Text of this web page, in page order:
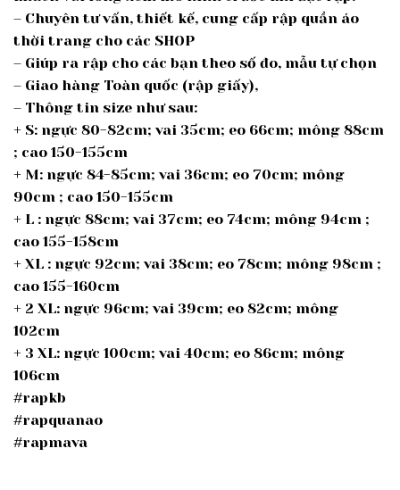
– Chuyên tư vấn, thiết kế, cung cấp rập quần áo
thời trang cho các SHOP
– Giúp ra rập cho các bạn theo số đo, mẫu tự chọn
– Giao hàng Toàn quốc (rập giấy),
– Thông tin size như sau:
+ S: ngực 80-82cm; vai 35cm; eo 66cm; mông 88cm
; cao 150-155cm
+ M: ngực 84-85cm; vai 36cm; eo 70cm; mông
90cm ; cao 150-155cm
+ L : ngực 88cm; vai 37cm; eo 74cm; mông 94cm ;
cao 155-158cm
+ XL : ngực 92cm; vai 38cm; eo 78cm; mông 98cm ;
cao 155-160cm
+ 2 XL: ngực 96cm; vai 39cm; eo 82cm; mông
102cm
+ 3 XL: ngực 100cm; vai 40cm; eo 86cm; mông
106cm
#rapkb
#rapquanao
#rapmava